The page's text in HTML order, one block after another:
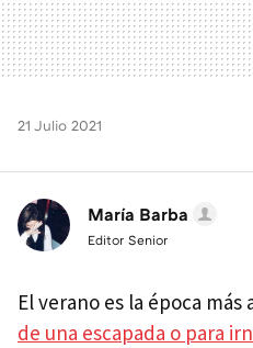
21 Julio 2021
María Barba
Editor Senior
El verano es la época
de una escapada o para